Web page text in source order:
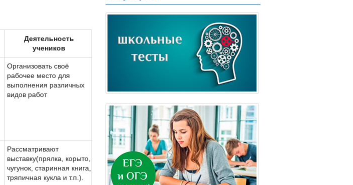
Деятельность
учеников
Организовать своё
рабочее место для
выполнения различных
видов работ
Рассматривают
выставку(прялка, корыто,
чугунок, старинная книга,
тряпичная кукла и т.п.).